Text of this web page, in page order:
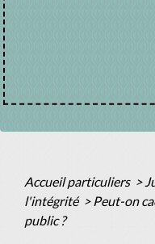
Accueil particuliers >
l'intégrité > Peut-on
public ?